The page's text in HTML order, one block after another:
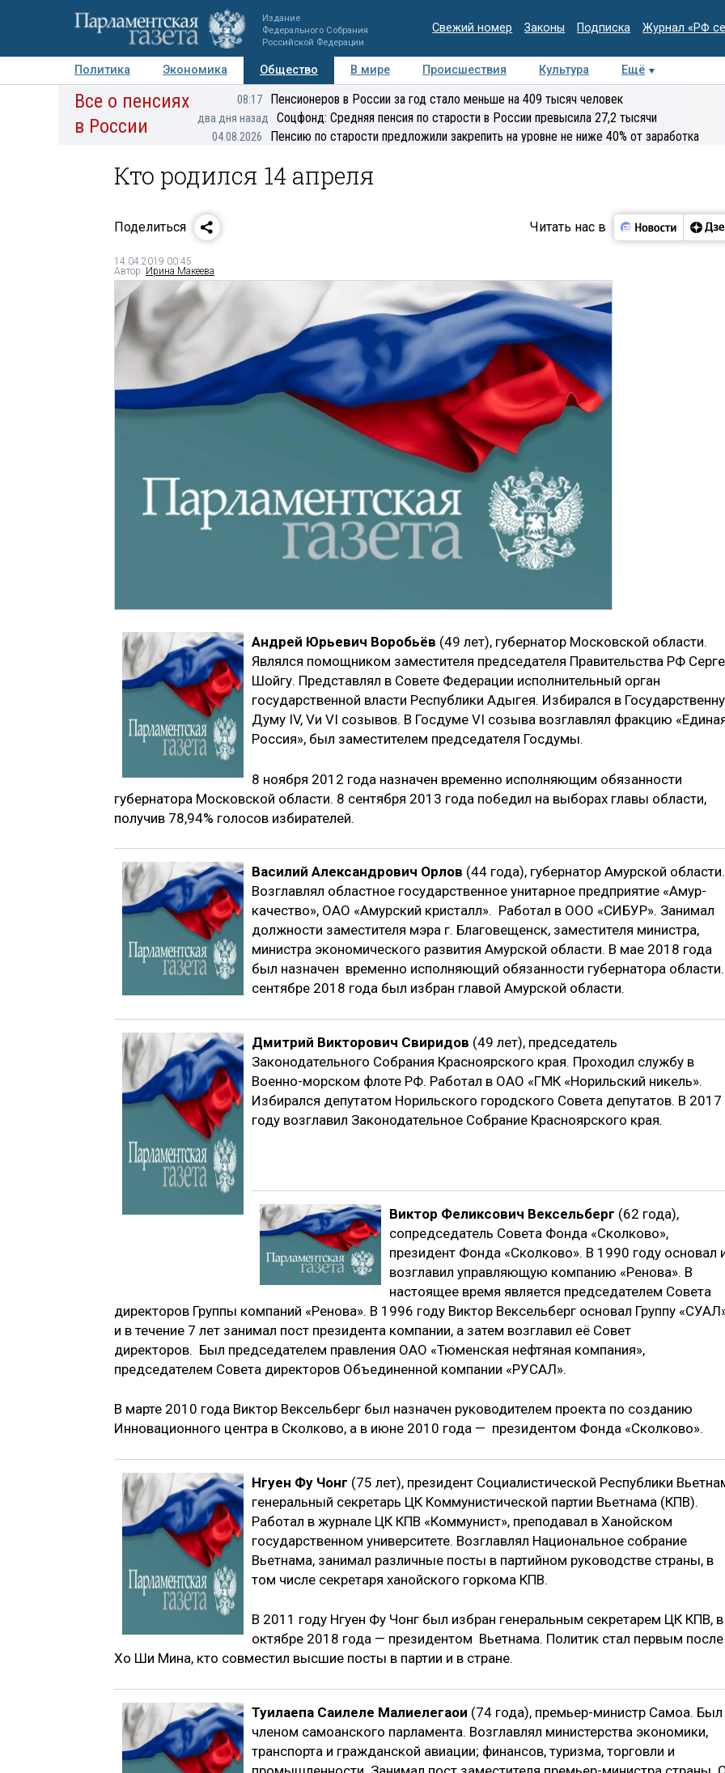
Издание
Федерального Собрания
Российской Федерации
Свежий номер Законы Подписка Журнал «РФ
Политика Экономика Общество В мире Происшествия Культура
Ещё
Авторы Персоны Мнения Регионы Медиацентр Интервью Колумнисты
Все о пенсиях
в России
08:17 Пенсионеров в России за год стало меньше на 409 тысяч человек
два дня назад Соцфонд: Средняя пенсия по старости в России превысила 27,2 тысячи
04.08.2026 Пенсию по старости предложили закрепить на уровне не ниже 40% от заработка
Кто родился 14 апреля
Поделиться Читать нас в
14.04.2019 00:45
Автор: Ирина Макеева
Андрей Юрьевич Воробьёв (49 лет), губернатор Московской области.
Являлся помощником заместителя председателя Правительства РФ
Шойгу. Представлял в Совете Федерации исполнительный орган
государственной власти Республики Адыгея. Избирался в
Думу IV, Vи VI созывов. В Госдуме VI созыва возглавлял фракцию
Россия», был заместителем председателя Госдумы.
8 ноября 2012 года назначен временно исполняющим обязанности
губернатора Московской области. 8 сентября 2013 года победил на выборах главы области,
получив 78,94% голосов избирателей.
Василий Александрович Орлов (44 года), губернатор Амурской области.
Возглавлял областное государственное унитарное предприятие «Амур-
качество», ОАО «Амурский кристалл». Работал в ООО «СИБУР». Занимал
должности заместителя мэра г. Благовещенск, заместителя министра,
министра экономического развития Амурской области. В мае 2018 года
был назначен временно исполняющий обязанности губернатора
сентябре 2018 года был избран главой Амурской области.
Дмитрий Викторович Свиридов (49 лет), председатель
Законодательного Собрания Красноярского края. Проходил службу в
Военно-морском флоте РФ. Работал в ОАО «ГМК «Норильский никель».
Избирался депутатом Норильского городского Совета депутатов. В 2017
году возглавил Законодательное Собрание Красноярского края.
Виктор Феликсович Вексельберг (62 года),
сопредседатель Совета Фонда «Сколково»,
президент Фонда «Сколково». В 1990 году основал
возглавил управляющую компанию «Ренова». В
настоящее время является председателем Совета
директоров Группы компаний «Ренова». В 1996 году Виктор Вексельберг основал Группу
и в течение 7 лет занимал пост президента компании, а затем возглавил её Совет
директоров. Был председателем правления ОАО «Тюменская нефтяная компания»,
председателем Совета директоров Объединенной компании «РУСАЛ».
В марте 2010 года Виктор Вексельберг был назначен руководителем проекта по созданию
Инновационного центра в Сколково, а в июне 2010 года — президентом Фонда «Сколково».
Нгуен Фу Чонг (75 лет), президент Социалистической Республики
генеральный секретарь ЦК Коммунистической партии Вьетнама (КПВ).
Работал в журнале ЦК КПВ «Коммунист», преподавал в Ханойском
государственном университете. Возглавлял Национальное собрание
Вьетнама, занимал различные посты в партийном руководстве страны, в
том числе секретаря ханойского горкома КПВ.
В 2011 году Нгуен Фу Чонг был избран генеральным секретарем ЦК КПВ, в
октябре 2018 года — президентом Вьетнама. Политик стал первым после
Хо Ши Мина, кто совместил высшие посты в партии и в стране.
Туилаепа Саилеле Малиелегаои (74 года), премьер-министр Самоа. Был
членом самоанского парламента. Возглавлял министерства экономики,
транспорта и гражданской авиации; финансов, туризма, торговли и